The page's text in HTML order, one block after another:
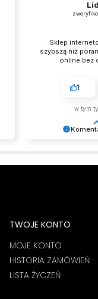
Sklep
szybszą niż
online bez
1
w tym
TWOJE KONTO
MOJE KONTO
HISTORIA ZAMÓWIEŃ
LISTA ŻYCZEŃ